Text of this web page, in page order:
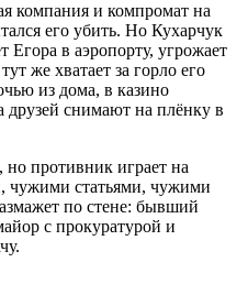
компания и компромат на
его убить. Но Кухарчук
в аэропорту, угрожает
же хватает за горло его
из дома, в казино
друзей снимают на плёнку в
но противник играет на
статьями, чужими
по стене: бывший
с прокуратурой и